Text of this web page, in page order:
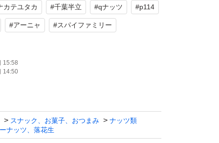
たものを手で剥いた剥き身となります。
です。
て頂きますが、
ある程度のシミなど入っていることもあり
上、気になる方はご遠慮ください。また生
カテユタカ #千葉半立 #qナッツ #p114
#アーニャ #スパイファミリー
15:58
14:50
スナック、お菓子、おつまみ
ナッツ類
ナッツ、落花生